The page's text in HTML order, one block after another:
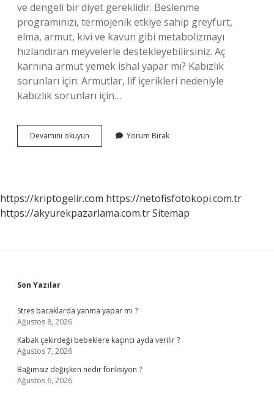
ve dengeli bir diyet gereklidir. Beslenme
programınızı, termojenik etkiye sahip greyfurt,
elma, armut, kivi ve kavun gibi metabolizmayı
hızlandıran meyvelerle destekleyebilirsiniz. Aç
karnına armut yemek ishal yapar mı? Kabızlık
sorunları için: Armutlar, lif içerikleri nedeniyle
kabızlık sorunları için…
Devamını okuyun
Sindirimi
Yorum Bırak
https://kriptogelir.com https://netofisfotokopi.com.tr
https://akyurekpazarlama.com.trSitemap
Sidebar
Son Yazılar
Stres bacaklarda yanma yapar mı ?
Ağustos 8, 2026
Kabak çekirdeği bebeklere kaçıncı ayda verilir ?
Ağustos 7, 2026
Bağımsız değişken nedir fonksiyon ?
Ağustos 6, 2026